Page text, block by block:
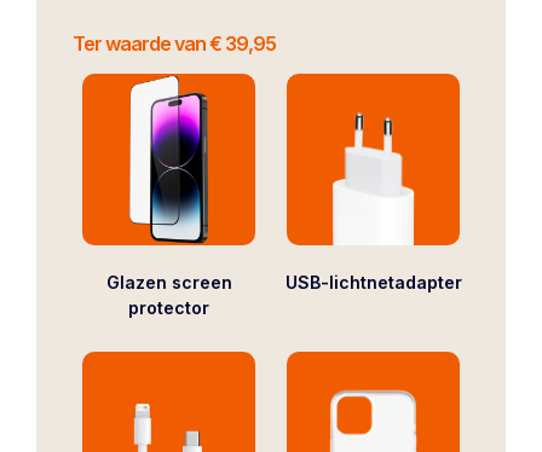
Ter waarde van € 39,95
Glazen screen
protector
USB-lichtnetadapter